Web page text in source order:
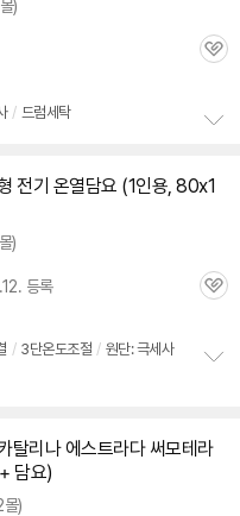
)
관
/ 드럼세탁
펼
전기 온열담요 (1인용, 80x1
)
등록
관
/ 3단온도조절 / 원단: 극세사
치
탈리나 에스트라다 써모테라
+ 담요)
몰)